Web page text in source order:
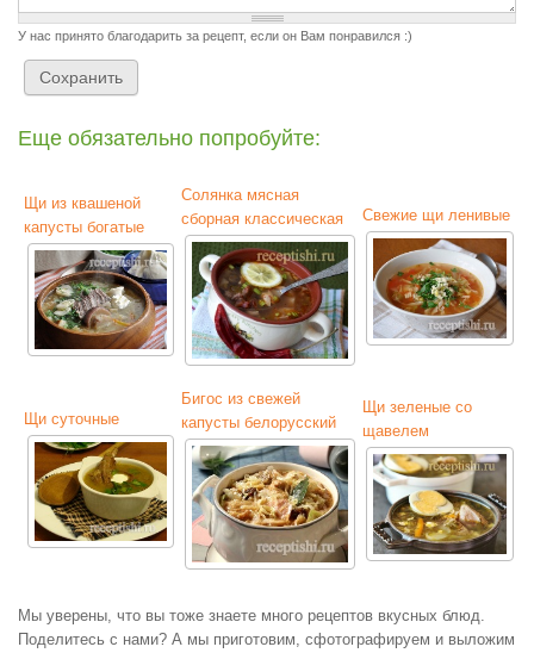
У нас принято благодарить за рецепт, если он Вам понравился :)
Еще обязательно попробуйте:
Щи из квашеной
капусты богатые
Солянка мясная
сборная классическая
Свежие щи ленивые
Щи суточные
Бигос из свежей
капусты белорусский
Щи зеленые со
щавелем
Мы уверены, что вы тоже знаете много рецептов вкусных блюд.
Поделитесь с нами? А мы приготовим, сфотографируем и выложим